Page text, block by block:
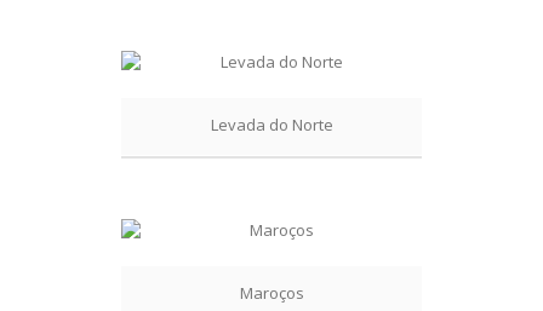
Levada do Norte
Maroços